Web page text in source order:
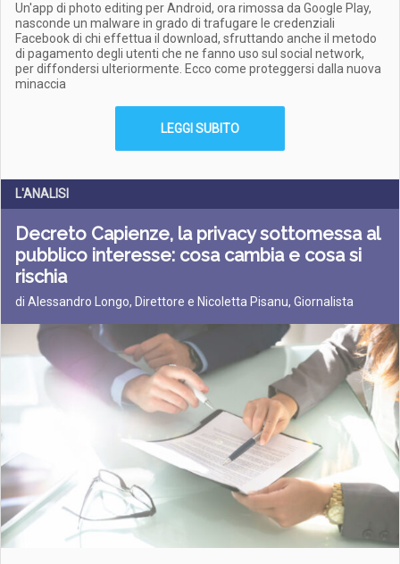
Un'app di photo editing per Android, ora rimossa da Google Play,
nasconde un malware in grado di trafugare le credenziali
Facebook di chi effettua il download, sfruttando anche il metodo
di pagamento degli utenti che ne fanno uso sul social network,
per diffondersi ulteriormente. Ecco come proteggersi dalla nuova
minaccia
LEGGI SUBITO
L'ANALISI
Decreto Capienze, la privacy sottomessa al
pubblico interesse: cosa cambia e cosa si
rischia
di Alessandro Longo, Direttore e Nicoletta Pisanu, Giornalista